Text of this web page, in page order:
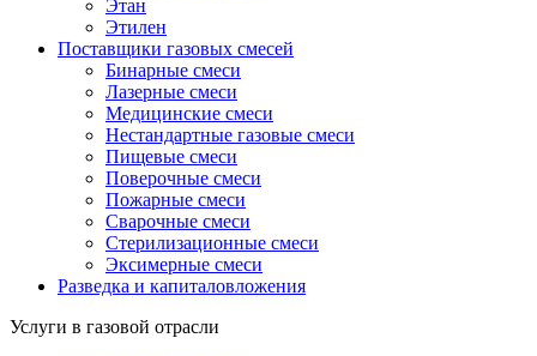
Этан
Этилен
Поставщики газовых смесей
Бинарные смеси
Лазерные смеси
Медицинские смеси
Нестандартные газовые смеси
Пищевые смеси
Поверочные смеси
Пожарные смеси
Сварочные смеси
Стерилизационные смеси
Эксимерные смеси
Разведка и капиталовложения
Услуги в газовой отрасли